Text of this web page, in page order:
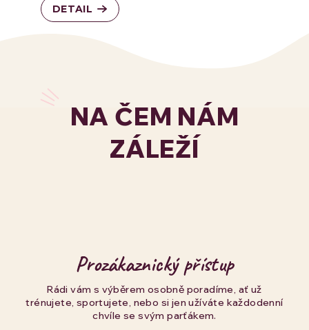
NA ČEM NÁM
ZÁLEŽÍ
Prozákaznický přístup
Rádi vám s výběrem osobně poradíme, ať už
trénujete, sportujete, nebo si jen užíváte každodenní
chvíle se svým parťákem.
DETAIL